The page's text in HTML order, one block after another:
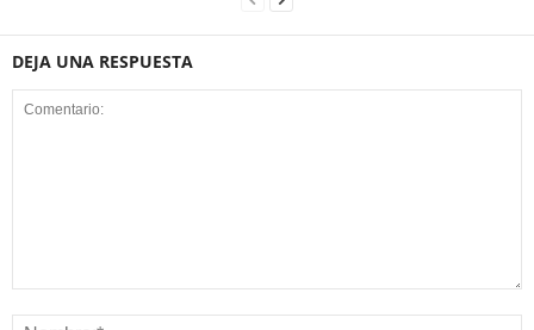
DEJA UNA RESPUESTA